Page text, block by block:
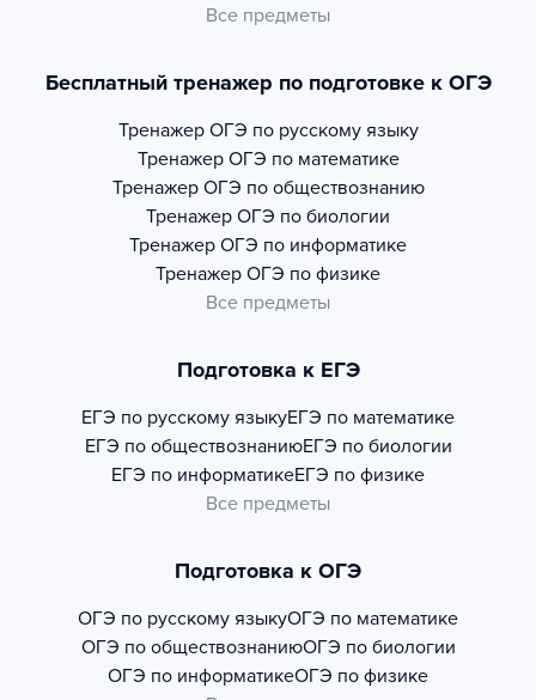
Все предметы
Бесплатный тренажер по подготовке к ОГЭ
Тренажер ОГЭ по русскому языку
Тренажер ОГЭ по математике
Тренажер ОГЭ по обществознанию
Тренажер ОГЭ по биологии
Тренажер ОГЭ по информатике
Тренажер ОГЭ по физике
Все предметы
Подготовка к ЕГЭ
ЕГЭ по русскому языкуЕГЭ по математике
ЕГЭ по обществознаниюЕГЭ по биологии
ЕГЭ по информатикеЕГЭ по физике
Все предметы
Подготовка к ОГЭ
ОГЭ по русскому языкуОГЭ по математике
ОГЭ по обществознаниюОГЭ по биологии
ОГЭ по информатикеОГЭ по физике